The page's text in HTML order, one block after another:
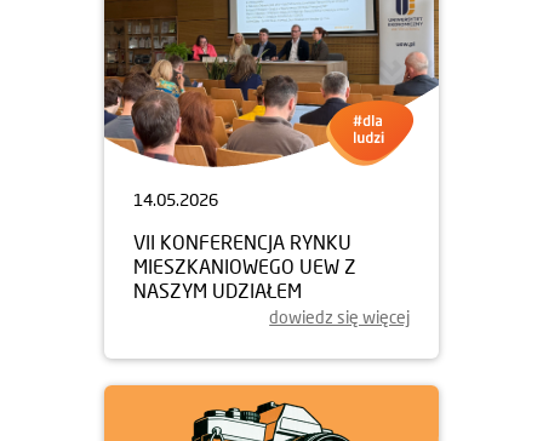
14.05.2026
VII KONFERENCJA RYNKU
MIESZKANIOWEGO UEW Z
NASZYM UDZIAŁEM
dowiedz się więcej